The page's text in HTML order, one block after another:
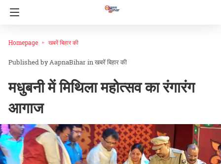
Homepage खबरें बिहार की
AapnaBihar inखबरें बिहार की
मधुबनी में मिथिला महोत्सव का रंगारंग
आगाज